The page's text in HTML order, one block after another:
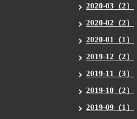
2020-03（2）
2020-02（2）
2020-01（1）
2019-12（2）
2019-11（3）
2019-10（2）
2019-09（1）